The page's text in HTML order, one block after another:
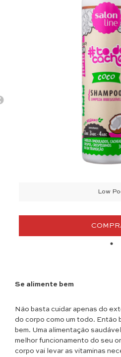
Low
Se alimente bem
Não basta cuidar apenas do
do corpo como um todo. Então
bem. Uma alimentação
melhor funcionamento do seu
corpo vai levar as vitaminas